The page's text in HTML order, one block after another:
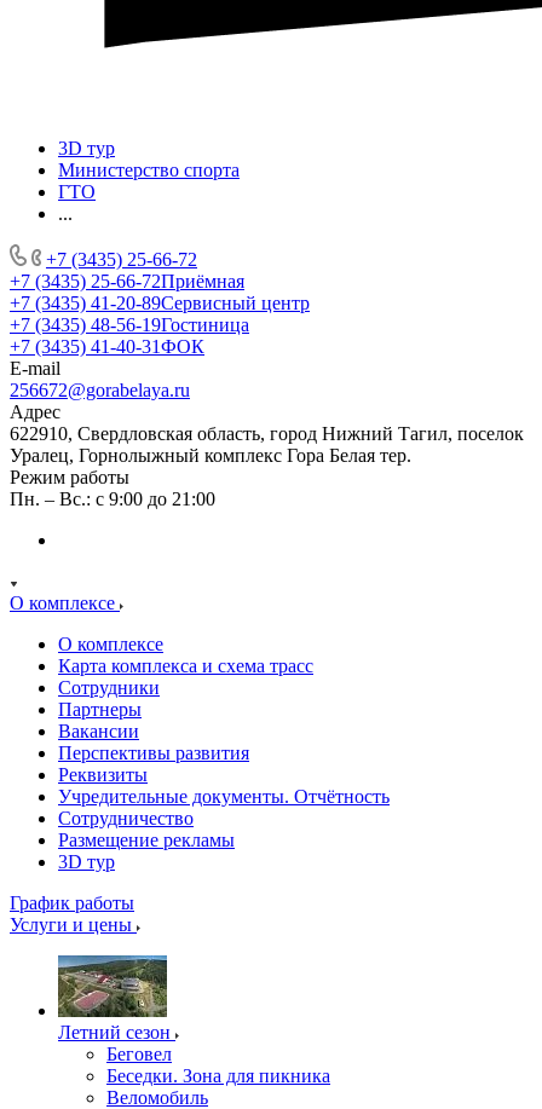
3D тур
Министерство спорта
ГТО
...
+7 (3435) 25-66-72
+7 (3435) 25-66-72Приёмная
+7 (3435) 41-20-89Сервисный центр
+7 (3435) 48-56-19Гостиница
+7 (3435) 41-40-31ФОК
E-mail
256672@gorabelaya.ru
Адрес
622910, Свердловская область, город Нижний Тагил, поселок
Уралец, Горнолыжный комплекс Гора Белая тер.
Режим работы
Пн. – Вс.: с 9:00 до 21:00
О комплексе
О комплексе
Карта комплекса и схема трасс
Сотрудники
Партнеры
Вакансии
Перспективы развития
Реквизиты
Учредительные документы. Отчётность
Сотрудничество
Размещение рекламы
3D тур
График работы
Услуги и цены
Летний сезон
Беговел
Беседки. Зона для пикника
Веломобиль